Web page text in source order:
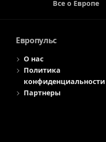
Все о Европе
Европульс
О нас
Политика
конфиденциальности
Партнеры